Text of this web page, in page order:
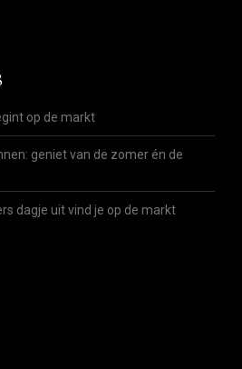
op de markt
geniet van de zomer én de
dagje uit vind je op de markt